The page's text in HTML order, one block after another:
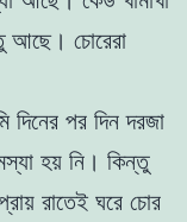
আছে। চোরেরা
পর দিন দরজা
হয় নি। কিন্তু
রাতেই ঘরে চোর